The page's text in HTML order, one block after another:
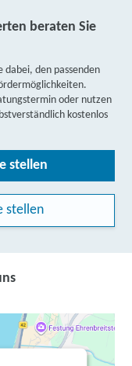
beraten Sie
dabei, den passenden
oder nutzen
kostenlos
stellen
stellen